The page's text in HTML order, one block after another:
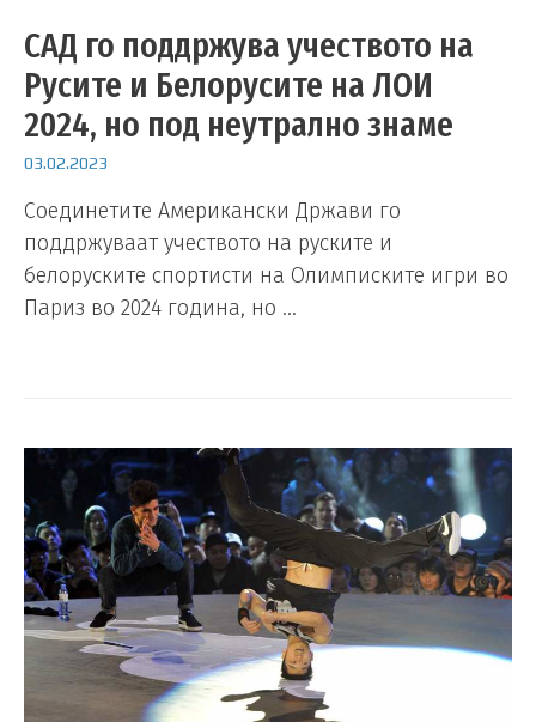
САД го поддржува учеството на
Русите и Белорусите на ЛОИ
2024, но под неутрално знаме
03.02.2023
Соединетите Американски Држави го
поддржуваат учеството на руските и
белоруските спортисти на Олимписките игри во
Париз во 2024 година, но …